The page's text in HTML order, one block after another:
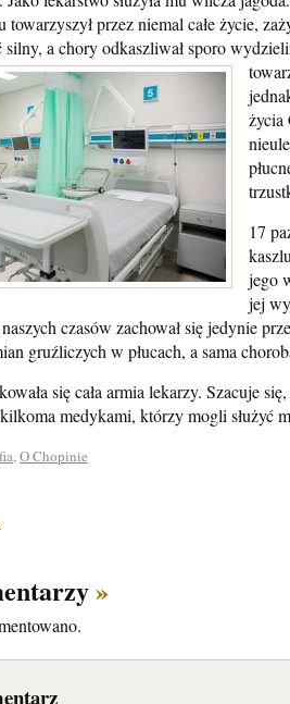
towarzyszył przez niemal całe życie,
silny, a chory odkaszliwał sporo
życia
17
jego
jej
czasów zachował się jedynie
gruźliczych w płucach, a sama
się cała armia lekarzy. Szacuje
medykami, którzy mogli służyć
,O Chopinie
»